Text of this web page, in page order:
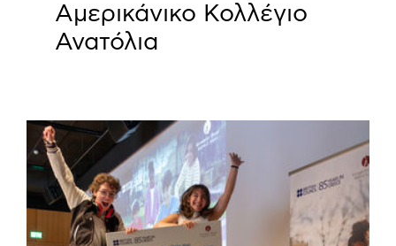
Αμερικάνικο Κολλέγιο
Ανατόλια